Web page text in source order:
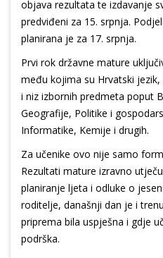
objava rezultata te izdavanje
predviđeni za 15. srpnja.
planirana je za 17. srpnja.
Prvi rok državne mature
među kojima su Hrvatski
i niz izbornih predmeta poput
Geografije, Politike i
Informatike, Kemije i drugih.
Za učenike ovo nije samo
Rezultati mature izravno
planiranje ljeta i odluke o
roditelje, današnji dan je i
priprema bila uspješna i gdje
podrška.